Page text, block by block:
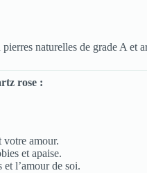
naturelles de grade A et
rose :
amour.
et apaise.
et l’amour de soi.